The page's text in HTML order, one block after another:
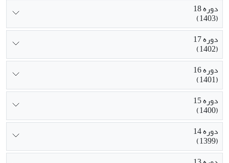
دوره 18
(1403)
دوره 17
(1402)
دوره 16
(1401)
دوره 15
(1400)
دوره 14
(1399)